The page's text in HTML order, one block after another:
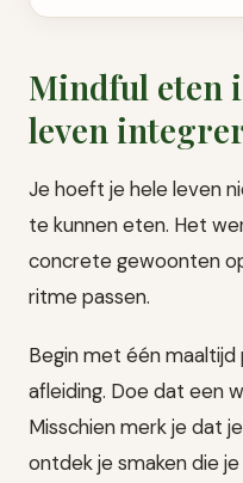
Mindful eten
leven
Je hoeft je hele leven
te kunnen eten. Het
concrete gewoonten
ritme passen.
Begin met één
afleiding. Doe dat een
Misschien merk je dat
ontdek je smaken die